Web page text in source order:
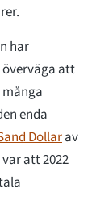
har
att
enda
Dollarav
att 2022